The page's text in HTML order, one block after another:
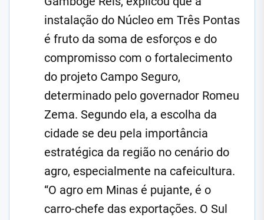
instalação do Núcleo em Três Pontas
é fruto da soma de esforços e do
compromisso com o fortalecimento
do projeto Campo Seguro,
determinado pelo governador Romeu
Zema. Segundo ela, a escolha da
cidade se deu pela importância
estratégica da região no cenário do
agro, especialmente na cafeicultura.
“O agro em Minas é pujante, é o
carro-chefe das exportações. O Sul